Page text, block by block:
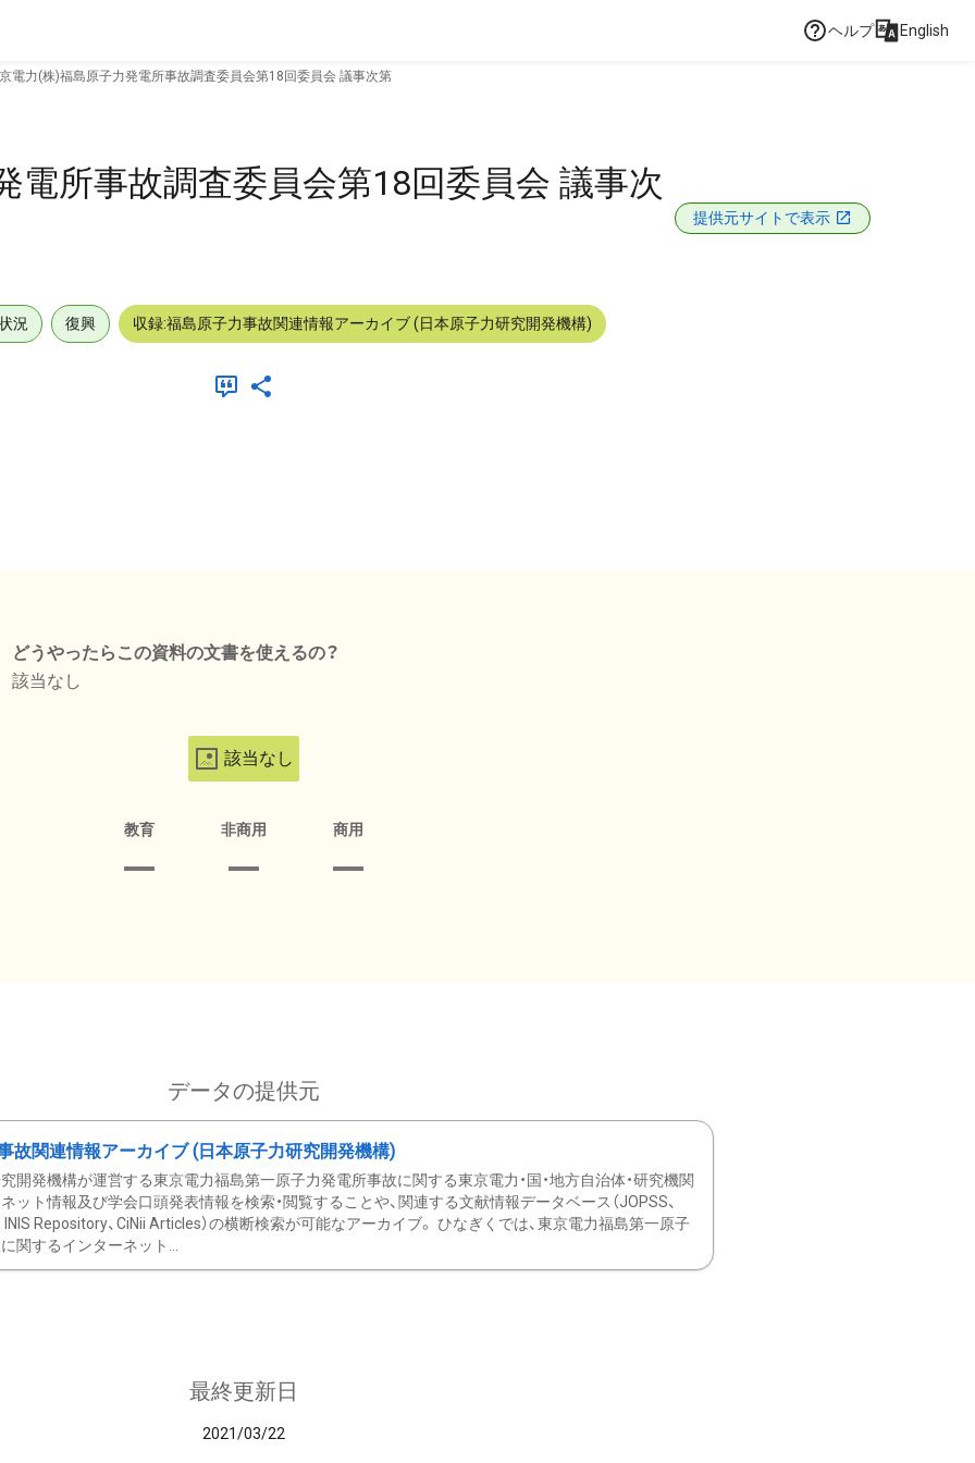
ヘルプ English
電力(株)福島原子力発電所事故調査委員会第18回委員会 議事次第
電所事故調査委員会第18回委員会 議事次
提供元サイトで表示
況 復興 収録:福島原子力事故関連情報アーカイブ (日本原子力研究開発機構)
どうやったらこの資料の文書を使えるの？
該当なし
該当なし
教育 非商用 商用
データの提供元
故関連情報アーカイブ (日本原子力研究開発機構)
開発機構が運営する東京電力福島第一原子力発電所事故に関する東京電力・国・地方自治体・研究機関
ット情報及び学会口頭発表情報を検索・閲覧することや、関連する文献情報データベース（JOPSS、
INIS Repository、CiNii Articles）の横断検索が可能なアーカイブ。 ひなぎくでは、東京電力福島第一原子
関するインターネット...
最終更新日
2021/03/22